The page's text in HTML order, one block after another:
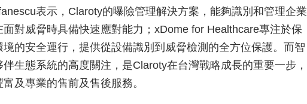
表示，Claroty的曝險管理解決方案，能夠識別和管理企業
對威脅時具備快速應對能力；xDome for Healthcare專注於保
的安全運行，提供從設備識別到威脅檢測的全方位保護。而智
生態系統的高度關注，是Claroty在台灣戰略成長的重要一步，
及專業的售前及售後服務。